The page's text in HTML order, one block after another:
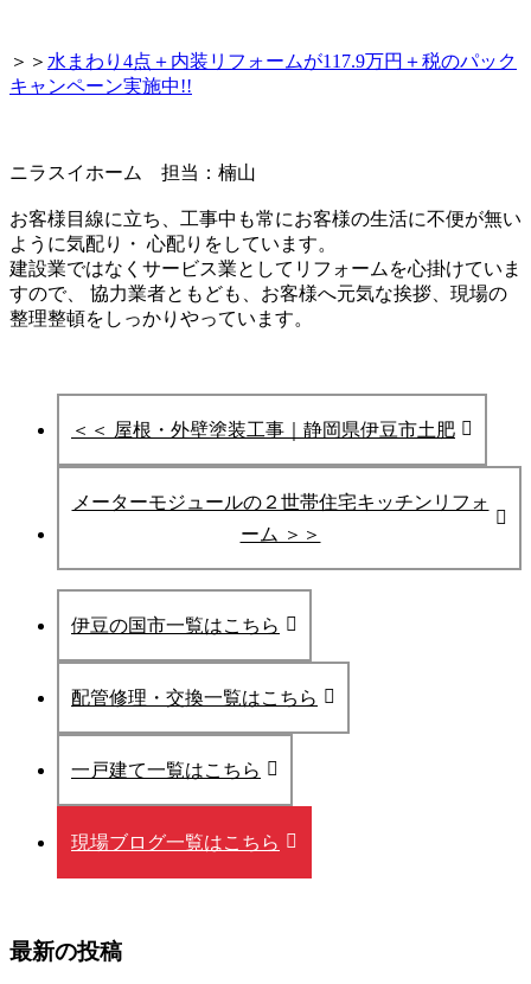
＞＞ 水まわり4点＋内装リフォームが117.9万円＋税のパック
キャンペーン実施中!!
ニラスイホーム 担当：楠山
お客様目線に立ち、工事中も常にお客様の生活に不便が無い
ように気配り・ 心配りをしています。
建設業ではなくサービス業としてリフォームを心掛けていま
すので、 協力業者ともども、お客様へ元気な挨拶、現場の
整理整頓をしっかりやっています。
＜＜ 屋根・外壁塗装工事｜静岡県伊豆市土肥
メーターモジュールの２世帯住宅キッチンリフォ
ーム ＞＞
伊豆の国市一覧はこちら
配管修理・交換一覧はこちら
一戸建て一覧はこちら
現場ブログ一覧はこちら
最新の投稿